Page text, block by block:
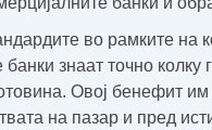
во рамките на
знаат точно колку
Овој бенефит
на пазар и пред